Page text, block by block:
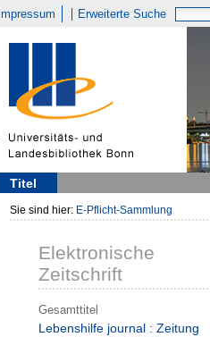
Impressum Erweiterte Suche
Titel
Sie sind hier: E-Pflicht-Sammlung
Elektronische
Zeitschrift
Gesamttitel
Lebenshilfe journal : Zeitung